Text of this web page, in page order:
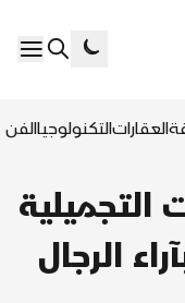
العقاراتالتكنولوجياالفن
التجميلية
الرجال